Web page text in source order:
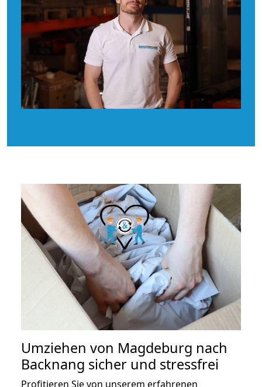
Umziehen von Magdeburg nach
Backnang sicher und stressfrei
Profitieren Sie von unserem erfahrenen